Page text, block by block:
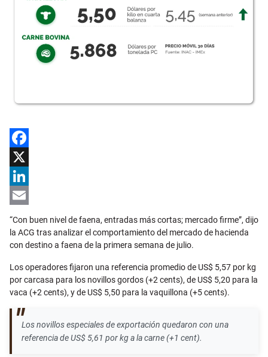
Facebook
X
LinkedIn
Email
“Con buen nivel de faena, entradas más cortas; mercado firme”, dijo
la ACG tras analizar el comportamiento del mercado de hacienda
con destino a faena de la primera semana de julio.
Los operadores fijaron una referencia promedio de US$ 5,57 por kg
por carcasa para los novillos gordos (+2 cents), de US$ 5,20 para la
vaca (+2 cents), y de US$ 5,50 para la vaquillona (+5 cents).
Los novillos especiales de exportación quedaron con una
referencia de US$ 5,61 por kg a la carne (+1 cent).